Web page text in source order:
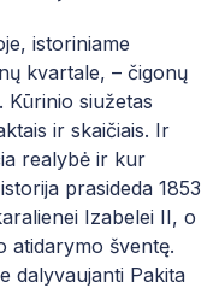
istoriniame
kvartale, – čigonų
Kūrinio siužetas
ir skaičiais. Ir
realybė ir kur
prasideda 1853
Izabelei II, o
atidarymo šventę.
dalyvaujanti Pakita